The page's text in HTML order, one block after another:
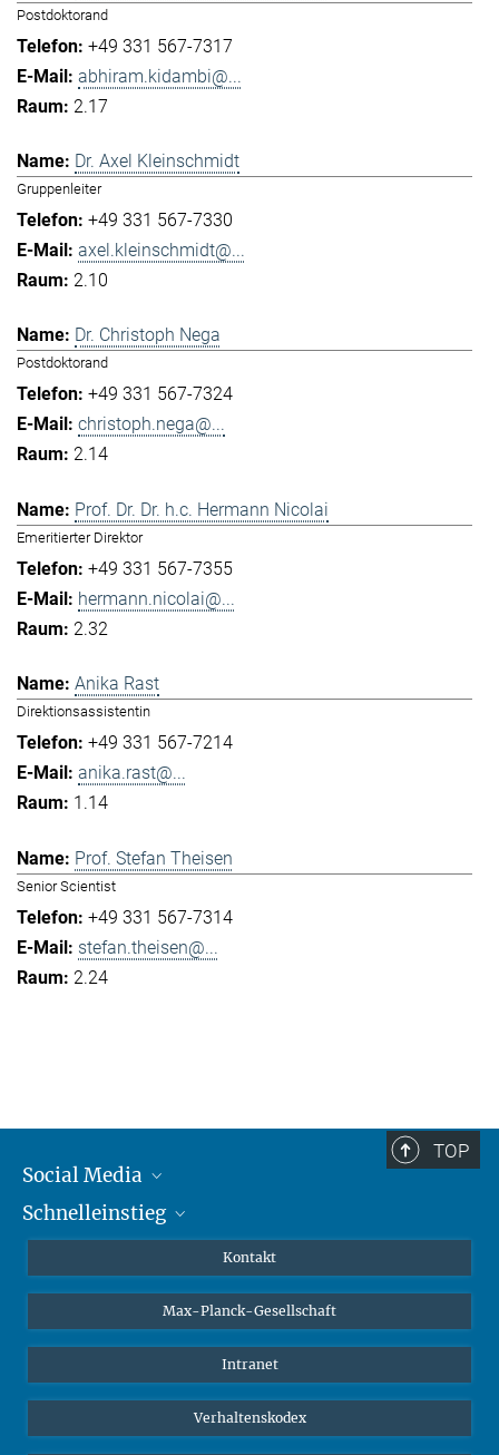
Postdoktorand
+49 331 567-7317
abhiram.kidambi@...
2.17
Dr. Axel Kleinschmidt
Gruppenleiter
+49 331 567-7330
axel.kleinschmidt@...
2.10
Dr. Christoph Nega
Postdoktorand
+49 331 567-7324
christoph.nega@...
2.14
Prof. Dr. Dr. h.c. Hermann Nicolai
Emeritierter Direktor
+49 331 567-7355
hermann.nicolai@...
2.32
Anika Rast
Direktionsassistentin
+49 331 567-7214
anika.rast@...
1.14
Prof. Stefan Theisen
Senior Scientist
+49 331 567-7314
stefan.theisen@...
2.24
TOP
Social Media
Mastodon
Schnelleinstieg
Schüler*innen
Öffentlichkeit
Alumnae | Alumni
Kontakt
Max-Planck-Gesellschaft
Intranet
Verhaltenskodex